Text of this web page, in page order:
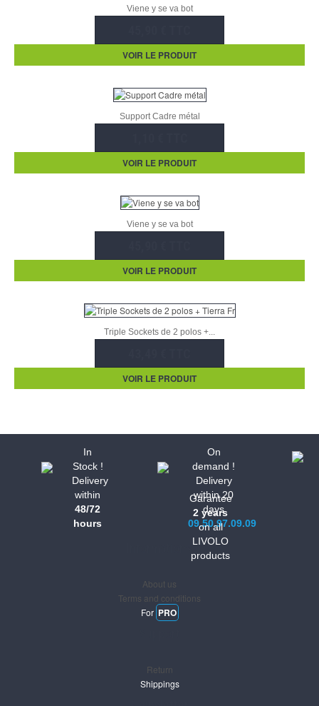
Viene y se va bot
VOIR LE PRODUIT
Support Cadre métal
VOIR LE PRODUIT
Viene y se va bot
VOIR LE PRODUIT
Triple Sockets de 2 polos +...
VOIR LE PRODUIT
In
Stock !
Delivery
within
48/72
hours
On
demand !
Delivery
within 20
days
09.50.97.09.09
Garantee
2 years
on all
LIVOLO
products
About us
Terms and conditions
For PRO
Return
Shippings